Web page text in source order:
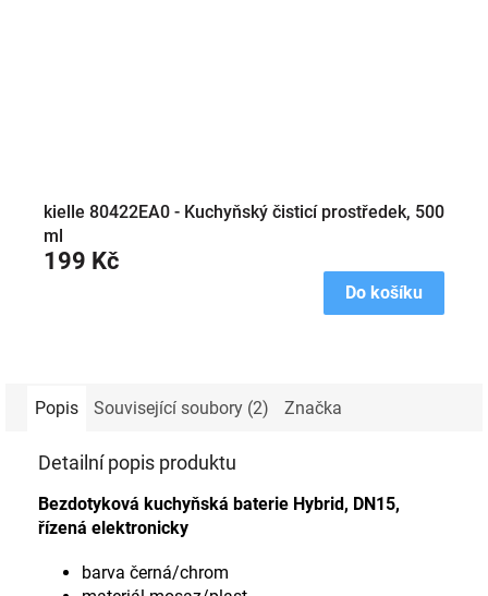
kielle 80422EA0 - Kuchyňský čisticí prostředek, 500
ml
199 Kč
Do košíku
Popis Související soubory (2) Značka
Detailní popis produktu
Bezdotyková kuchyňská baterie Hybrid, DN15,
řízená elektronicky
barva černá/chrom